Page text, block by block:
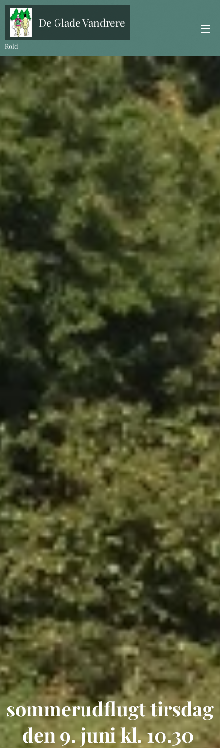
De Glade Vandrere
Rold
sommerudflugt tirsdag
den 9. juni kl. 10.30